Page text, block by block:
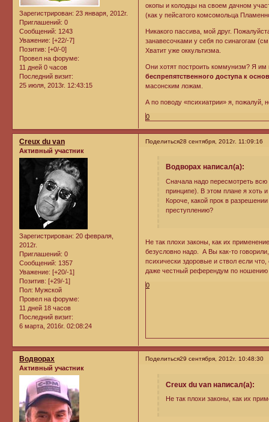
Зарегистрирован: 23 января, 2012г.
Приглашений: 0
Сообщений: 1243
Уважение: [+22/-7]
Позитив: [+0/-0]
Провел на форуме:
11 дней 0 часов
Последний визит:
25 июля, 2013г. 12:43:15
окопы и колодцы на своем дачном
(как у пейсатого комсомольца
Никакого пассива, мой друг.
занавесочками у себя по синагогам
Хватит уже оккультизма.
Они хотят построить коммунизм? Я им
беспрепятственного доступа к
масонским ложам.
А по поводу «психиатрии» я, пожалуй,
0
Поделиться28 сентября, 2012г. 11:09:16
Creux du van
Активный участник
Зарегистрирован: 20 февраля,
2012г.
Приглашений: 0
Сообщений: 1357
Уважение: [+20/-1]
Позитив: [+29/-1]
Пол: Мужской
Провел на форуме:
11 дней 18 часов
Последний визит:
6 марта, 2016г. 02:08:24
Водворах написал(а):
Сначала надо пересмотреть
принципе). В этом плане я хоть
Короче, какой прок в
преступлению?
Не так плохи законы, как их
безусловно надо. А Вы как-то
психически здоровые и ствол если
даже честный референдум по
0
Поделиться29 сентября, 2012г. 10:48:30
Водворах
Активный участник
Creux du van написал(а):
Не так плохи законы, как их